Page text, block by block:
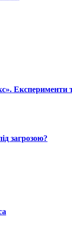
Експерименти
загрозою?